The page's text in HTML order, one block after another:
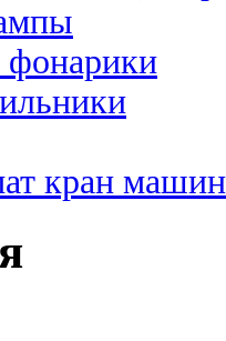
фонарики
кран